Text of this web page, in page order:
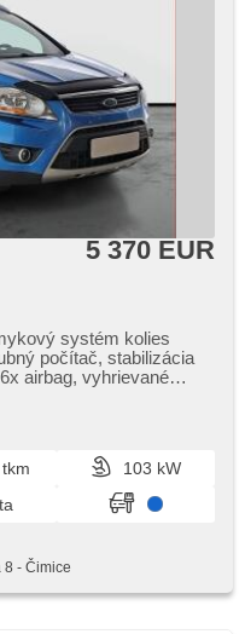
5 370 EUR
systém kolies
počítač, stabilizácia
airbag, vyhrievané
prevodovka,
103 kW
8 - Čimice